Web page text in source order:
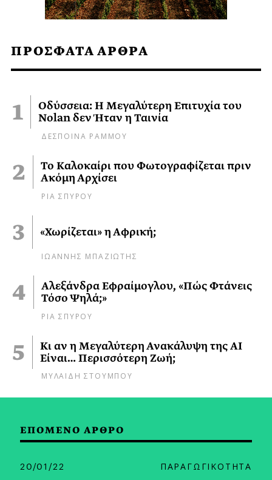
ΠΡΟΣΦΑΤΑ ΑΡΘΡΑ
Οδύσσεια: Η Μεγαλύτερη Επιτυχία του
Nolan δεν Ήταν η Ταινία
ΔΕΣΠΟΙΝΑ ΡΑΜΜΟΥ
Το Καλοκαίρι που Φωτογραφίζεται πριν
Ακόμη Αρχίσει
ΡΙΑ ΣΠΥΡΟΥ
«Χωρίζεται» η Αφρική;
ΙΩΑΝΝΗΣ ΜΠΑΖΙΩΤΗΣ
Αλεξάνδρα Εφραίμογλου, «Πώς Φτάνεις
Τόσο Ψηλά;»
ΡΙΑ ΣΠΥΡΟΥ
Κι αν η Μεγαλύτερη Ανακάλυψη της AI
Είναι… Περισσότερη Ζωή;
ΜΥΛΑΙΔΗ ΣΤΟΥΜΠΟΥ
ΕΠΟΜΕΝΟ ΑΡΘΡΟ
20/01/22 ΠΑΡΑΓΩΓΙΚΟΤΗΤΑ